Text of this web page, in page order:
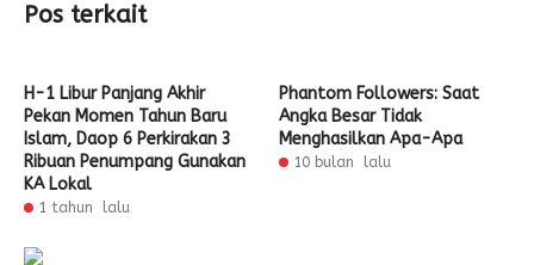
Pos terkait
H-1 Libur Panjang Akhir
Pekan Momen Tahun Baru
Islam, Daop 6 Perkirakan 3
Ribuan Penumpang Gunakan
KA Lokal
1 tahun lalu
Phantom Followers: Saat
Angka Besar Tidak
Menghasilkan Apa-Apa
10 bulan lalu